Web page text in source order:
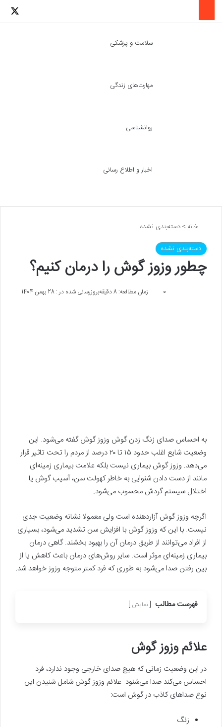
لینکدین
سلامت و پزشکی
مهارت‌های زندگی
روانشناسی
اخبار و اطلاع رسانی
خانه >دسته‌بندی نشده
دسته‌بندی نشده
چطور وزوز گوش را درمان کنیم؟
بروزرسانی شده در : 28 بهمن 1404 0 زمان مطالعه: 8 دقیقه
به احساس صدای زنگ زدن گوش وزوز گوش گفته می‌شود. این
وضعیت شایع اغلب حدود ۱۵ تا ۲۰ درصد از مردم را تحت تاثیر قرار
می‌دهد. وزوز گوش بیماری نیست بلکه علامت بیماری زمینه‌ای
مانند از دست دادن شنوایی به خاطر کهولت سن، آسیب گوش یا
اختلال سیستم گردش محسوب می‌شود.
اگرچه وزوز گوش آزاردهنده است ولی معمولا نشانه وضعیت جدی
نیست. با این که وزوز گوش با افزایش سن تشدید می‌شود، بسیاری
از افراد می‌توانند از طریق درمان آن را بهبود بخشند. گاهی درمان
بیماری زمینه‌ای موثر است. سایر روش‌های درمان باعث کاهش یا از
بین رفتن صدا می‌شود به طوری که فرد کمتر متوجه وزوز خواهد شد.
فهرست مطالب نمایش
علائم وزوز گوش
در این وضعیت زمانی که هیچ صدای خارجی وجود ندارد، فرد
احساس می‌کند صدا می‌شنود. علائم وزوز گوش شامل شنیدن این
نوع صداهای کاذب در گوش است:
زنگ